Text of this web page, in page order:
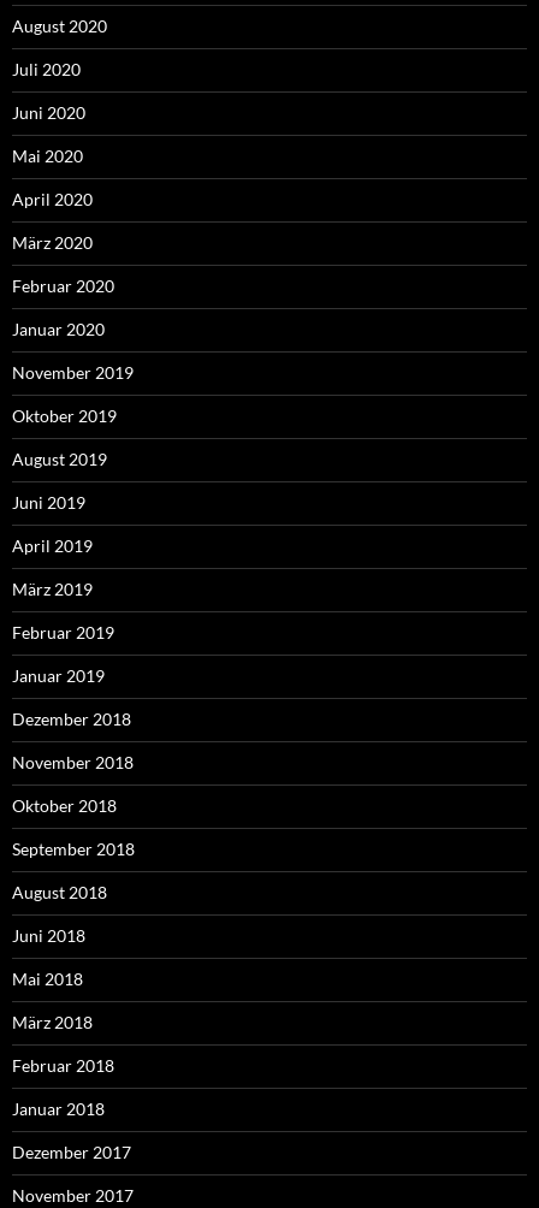
August 2020
Juli 2020
Juni 2020
Mai 2020
April 2020
März 2020
Februar 2020
Januar 2020
November 2019
Oktober 2019
August 2019
Juni 2019
April 2019
März 2019
Februar 2019
Januar 2019
Dezember 2018
November 2018
Oktober 2018
September 2018
August 2018
Juni 2018
Mai 2018
März 2018
Februar 2018
Januar 2018
Dezember 2017
November 2017